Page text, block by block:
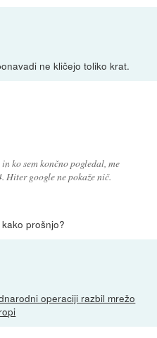
ne kličejo toliko krat.
ko sem končno pogledal, me
Hiter google ne pokaže nič.
prošnjo?
operaciji razbil mrežo